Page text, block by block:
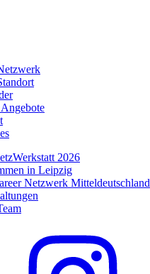
2026
in Leipzig
Netzwerk Mitteldeutschland